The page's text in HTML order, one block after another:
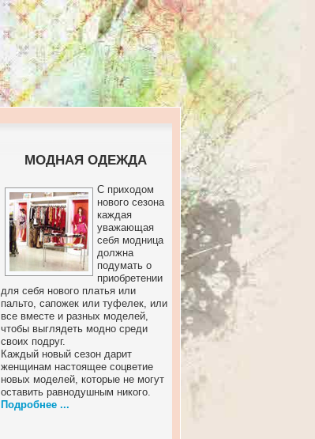
МОДНАЯ ОДЕЖДА
С приходом
нового сезона
каждая
уважающая
себя модница
должна
подумать о
приобретении
для себя нового платья или
пальто, сапожек или туфелек, или
все вместе и разных моделей,
чтобы выглядеть модно среди
своих подруг.
Каждый новый сезон дарит
женщинам настоящее соцветие
новых моделей, которые не могут
оставить равнодушным никого.
Подробнее ...